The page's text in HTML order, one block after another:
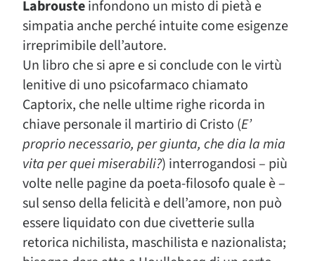
Labrousteinfondono un misto di pietà e
simpatia anche perché intuite come esigenze
irreprimibile dell’autore.
Un libro che si apre e si conclude con le virtù
lenitive di uno psicofarmaco chiamato
Captorix, che nelle ultime righe ricorda in
chiave personale il martirio di Cristo (E’
proprio necessario, per giunta, che dia la mia
vita per quei miserabili?) interrogandosi – più
volte nelle pagine da poeta-filosofo quale è –
sul senso della felicità e dell’amore, non può
essere liquidato con due civetterie sulla
retorica nichilista, maschilista e nazionalista;